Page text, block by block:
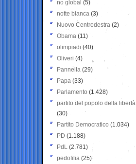
no global (5)
notte bianca (3)
Nuovo Centrodestra (2)
Obama (11)
olimpiadi (40)
Oliveri (4)
Pannella (29)
Papa (33)
Parlamento (1.428)
partito del popolo della libertà
(30)
Partito Democratico (1.034)
PD (1.188)
PdL (2.781)
pedofilia (25)